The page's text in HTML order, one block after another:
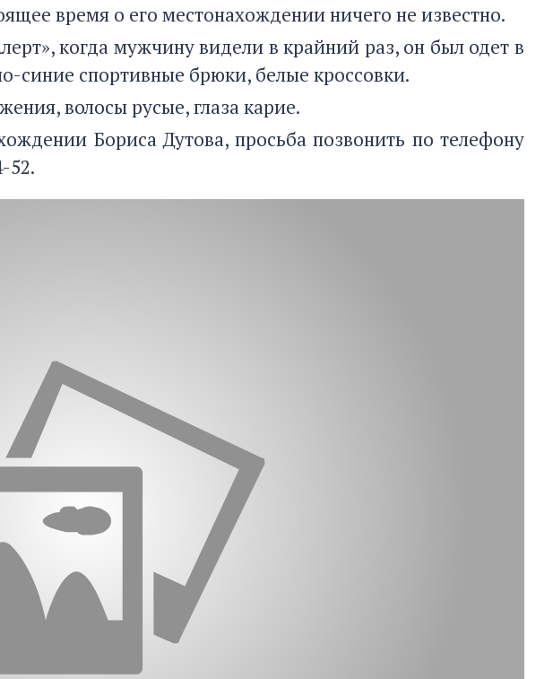
время о его местонахождении ничего не известно.
когда мужчину видели в крайний раз, он был одет в
спортивные брюки, белые кроссовки.
волосы русые, глаза карие.
Бориса Дутова, просьба позвонить по телефону
52.